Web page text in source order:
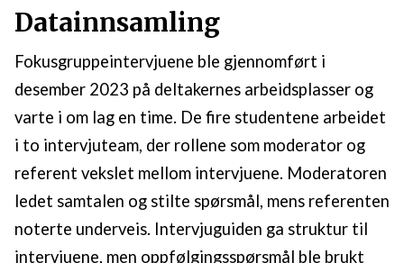
Datainnsamling
Fokusgruppeintervjuene ble gjennomført i
desember 2023 på deltakernes arbeidsplasser og
varte i om lag en time. De fire studentene arbeidet
i to intervjuteam, der rollene som moderator og
referent vekslet mellom intervjuene. Moderatoren
ledet samtalen og stilte spørsmål, mens referenten
noterte underveis. Intervjuguiden ga struktur til
intervjuene, men oppfølgingsspørsmål ble brukt